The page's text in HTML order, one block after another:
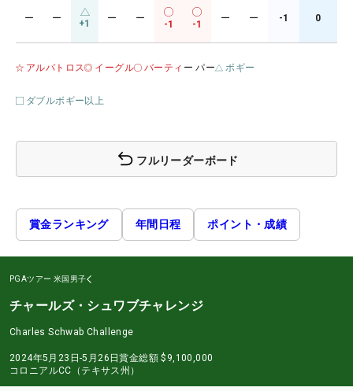
ー ー +1 ー ー
-1 -1
ー ー -1 0
アルバトロス イーグル バーティ ー パー ボギー
ダブルボギー以上
フルリーダーボード
賞金ランキング 年間日程 ポイント・成績
PGAツアー 米国男子
チャールズ・シュワブチャレンジ
Charles Schwab Challenge
2024年5月23日-5月26日賞金総額 $9,100,000
コロニアルCC（テキサス州）